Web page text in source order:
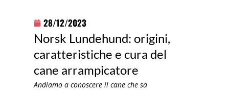
28/12/2023
Norsk Lundehund: origini,
caratteristiche e cura del
cane arrampicatore
Andiamo a conoscere il cane che sa